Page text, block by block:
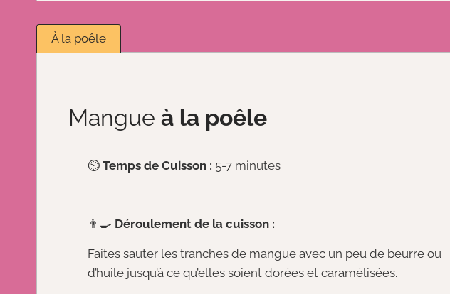
À la poêle
Mangue à la poêle
⏲️ Temps de Cuisson : 5-7 minutes
👨‍🍳 Déroulement de la cuisson :
Faites sauter les tranches de mangue avec un peu de beurre ou
d’huile jusqu’à ce qu’elles soient dorées et caramélisées.